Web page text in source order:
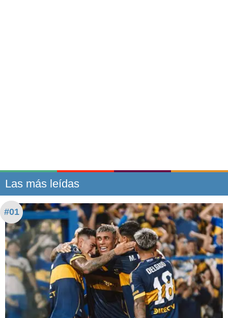
Las más leídas
#01